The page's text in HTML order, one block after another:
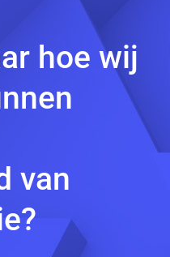
hoe wij
van